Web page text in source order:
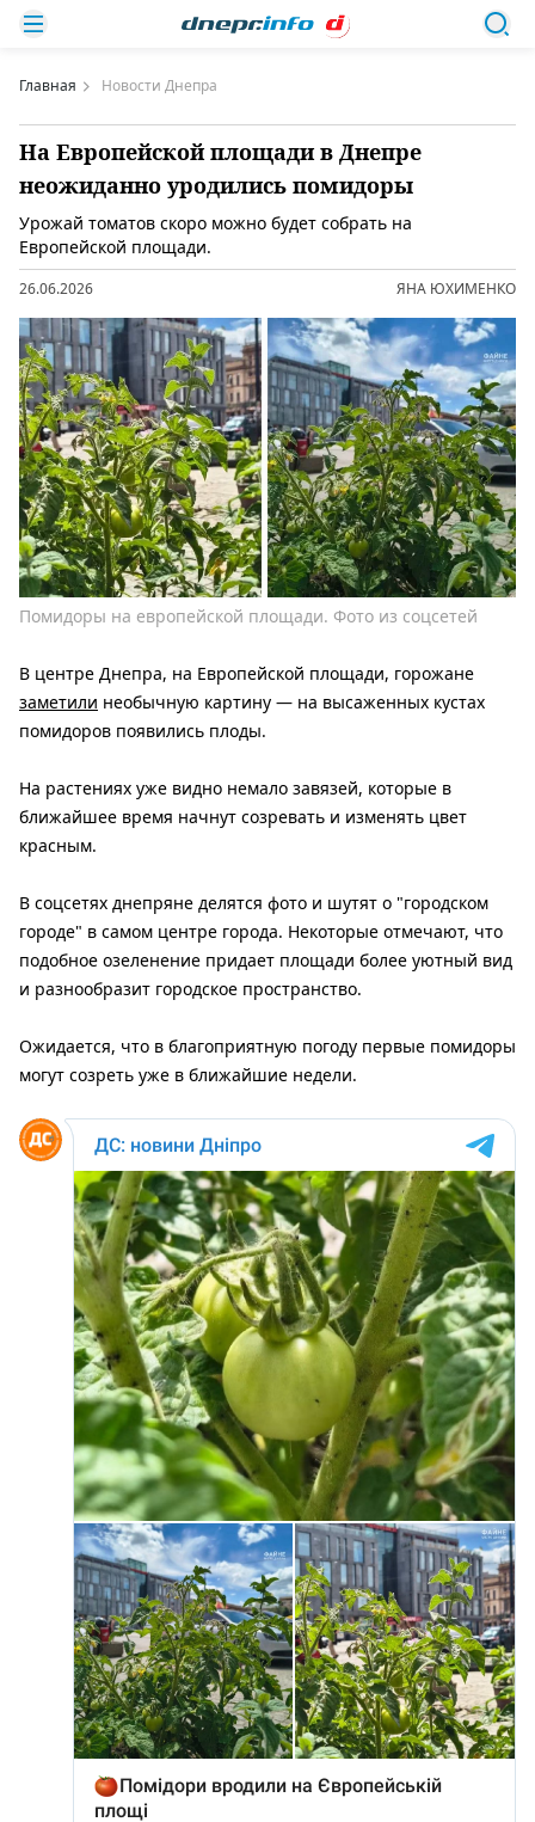
Главная Новости Днепра
На Европейской площади в Днепре
неожиданно уродились помидоры
Урожай томатов скоро можно будет собрать на
Европейской площади.
26.06.2026 ЯНА ЮХИМЕНКО
Помидоры на европейской площади. Фото из соцсетей
В центре Днепра, на Европейской площади, горожане
заметили необычную картину — на высаженных кустах
помидоров появились плоды.
На растениях уже видно немало завязей, которые в
ближайшее время начнут созревать и изменять цвет
красным.
В соцсетях днепряне делятся фото и шутят о "городском
городе" в самом центре города. Некоторые отмечают, что
подобное озеленение придает площади более уютный вид
и разнообразит городское пространство.
Ожидается, что в благоприятную погоду первые помидоры
могут созреть уже в ближайшие недели.